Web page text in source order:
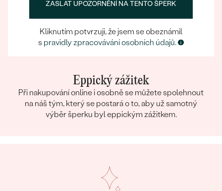
Eppický zážitek
Při nakupování online i osobně se můžete spolehnout
na náš tým, který se postará o to, aby už samotný
výběr šperku byl eppickým zážitkem.
ZASLAT UPOZORNĚNÍ NA TENTO ŠPERK
Kliknutím potvrzuji, že jsem se obeznámil
s pravidly zpracovávání osobních údajů.